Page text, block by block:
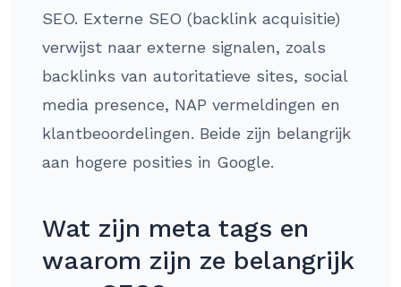
SEO. Externe SEO (backlink acquisitie)
verwijst naar externe signalen, zoals
backlinks van autoritatieve sites, social
media presence, NAP vermeldingen en
klantbeoordelingen. Beide zijn belangrijk
aan hogere posities in Google.
Wat zijn meta tags en
waarom zijn ze belangrijk